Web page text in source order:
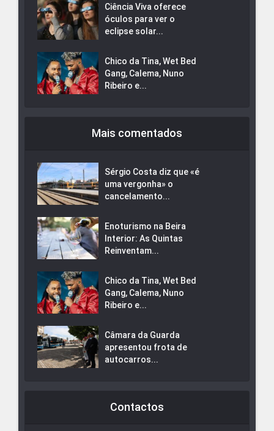
Ciência Viva oferece
óculos para ver o
eclipse solar...
Chico da Tina, Wet Bed
Gang, Calema, Nuno
Ribeiro e...
Mais comentados
Sérgio Costa diz que «é
uma vergonha» o
cancelamento...
Enoturismo na Beira
Interior: As Quintas
Reinventam...
Chico da Tina, Wet Bed
Gang, Calema, Nuno
Ribeiro e...
Câmara da Guarda
apresentou frota de
autocarros...
Contactos